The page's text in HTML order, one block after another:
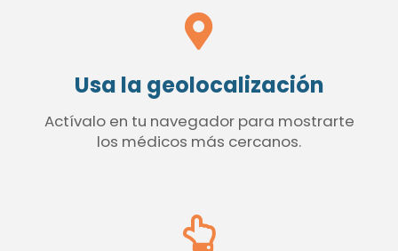
Usa la geolocalización
Actívalo en tu navegador para mostrarte
los médicos más cercanos.